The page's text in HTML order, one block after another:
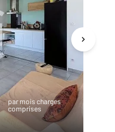
par mois charges
comprises